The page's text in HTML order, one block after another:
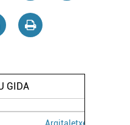
GIDA